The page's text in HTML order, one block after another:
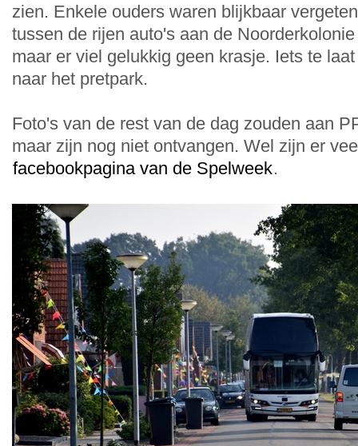
zien. Enkele ouders waren blijkbaar
tussen de rijen auto's aan de
maar er viel gelukkig geen krasje. Iets te
naar het pretpark.
Foto's van de rest van de dag zouden aan
maar zijn nog niet ontvangen. Wel zijn er
facebookpagina van de Spelweek.